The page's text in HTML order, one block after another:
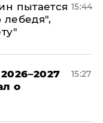
пытается
лебедя",
15:44
о
15:27